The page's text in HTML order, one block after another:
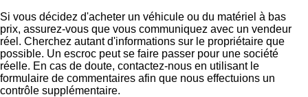
Si vous décidez d'acheter un véhicule ou du matériel à bas
prix, assurez-vous que vous communiquez avec un vendeur
réel. Cherchez autant d'informations sur le propriétaire que
possible. Un escroc peut se faire passer pour une société
réelle. En cas de doute, contactez-nous en utilisant le
formulaire de commentaires afin que nous effectuions un
contrôle supplémentaire.